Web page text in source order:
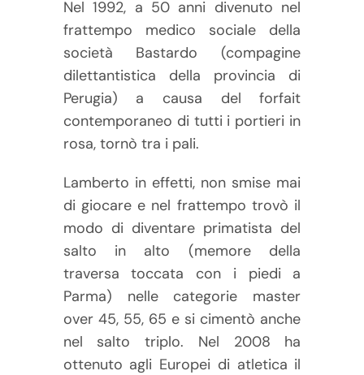
Nel 1992, a 50 anni divenuto nel
frattempo medico sociale della
società Bastardo (compagine
dilettantistica della provincia di
Perugia) a causa del forfait
contemporaneo di tutti i portieri in
rosa, tornò tra i pali.
Lamberto in effetti, non smise mai
di giocare e nel frattempo trovò il
modo di diventare primatista del
salto in alto (memore della
traversa toccata con i piedi a
Parma) nelle categorie master
over 45, 55, 65 e si cimentò anche
nel salto triplo. Nel 2008 ha
ottenuto agli Europei di atletica il